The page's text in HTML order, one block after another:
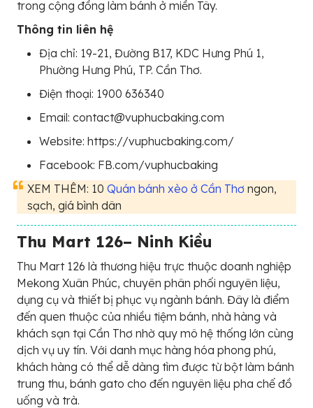
trong cộng đồng làm bánh ở miền Tây.
Thông tin liên hệ
Địa chỉ: 19-21, Đường B17, KDC Hưng Phú 1,
Phường Hưng Phú, TP. Cần Thơ.
Điện thoại: 1900 636340
Email: contact@vuphucbaking.com
Website: https://vuphucbaking.com/
Facebook: FB.com/vuphucbaking
XEM THÊM: 10 Quán bánh xèo ở Cần Thơ ngon,
sạch, giá bình dân
Thu Mart 126– Ninh Kiều
Thu Mart 126 là thương hiệu trực thuộc doanh nghiệp
Mekong Xuân Phúc, chuyên phân phối nguyên liệu,
dụng cụ và thiết bị phục vụ ngành bánh. Đây là điểm
đến quen thuộc của nhiều tiệm bánh, nhà hàng và
khách sạn tại Cần Thơ nhờ quy mô hệ thống lớn cùng
dịch vụ uy tín. Với danh mục hàng hóa phong phú,
khách hàng có thể dễ dàng tìm được từ bột làm bánh
trung thu, bánh gato cho đến nguyên liệu pha chế đồ
uống và trà.